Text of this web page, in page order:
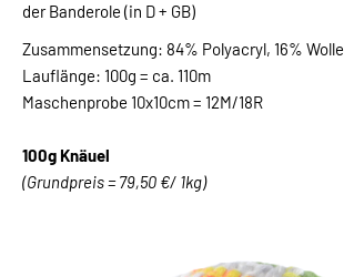
der Banderole (in D + GB)
Zusammensetzung: 84% Polyacryl, 16% Wolle
Lauflänge: 100g = ca. 110m
Maschenprobe 10x10cm = 12M/18R
100g Knäuel
(Grundpreis = 79,50 €/ 1kg)